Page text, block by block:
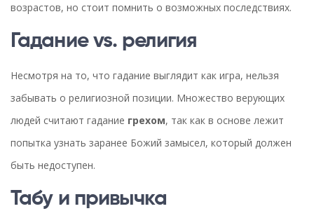
возрастов, но стоит помнить о возможных последствиях.
Гадание vs. религия
Несмотря на то, что гадание выглядит как игра, нельзя
забывать о религиозной позиции. Множество верующих
людей считают гадание грехом, так как в основе лежит
попытка узнать заранее Божий замысел, который должен
быть недоступен.
Табу и привычка